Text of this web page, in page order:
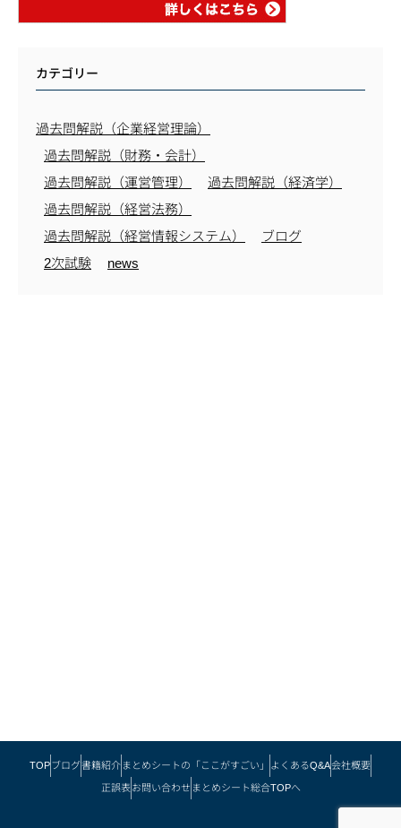
カテゴリー
過去問解説（企業経営理論）
過去問解説（財務・会計）
過去問解説（運営管理）
過去問解説（経済学）
過去問解説（経営法務）
過去問解説（経営情報システム）
ブログ
2次試験
news
TOPブログ書籍紹介 まとめシートの「ここがすごい」 よくあるQ&A会社概要
正誤表 お問い合わせ まとめシート総合TOPへ